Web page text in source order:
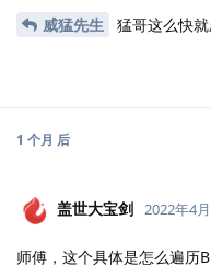
威猛先生 猛哥这么快
1 个月 后
盖世大宝剑 2022年4
师傅，这个具体是怎么遍历